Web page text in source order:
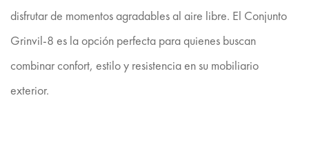
disfrutar de momentos agradables al aire libre. El Conjunto
Grinvil-8 es la opción perfecta para quienes buscan
combinar confort, estilo y resistencia en su mobiliario
exterior.